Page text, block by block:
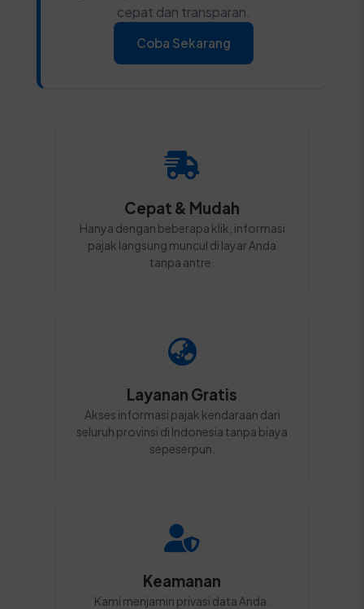
cepat dan transparan.
Coba Sekarang
Cepat & Mudah
Hanya dengan beberapa klik, informasi
pajak langsung muncul di layar Anda
tanpa antre.
Layanan Gratis
Akses informasi pajak kendaraan dari
seluruh provinsi di Indonesia tanpa biaya
sepeserpun.
Keamanan
Kami menjamin privasi data Anda.